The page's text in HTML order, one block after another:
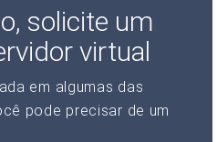
solicite um
virtual
em algumas das
pode precisar de um